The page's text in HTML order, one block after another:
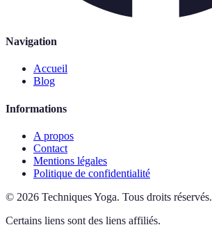
Navigation
Accueil
Blog
Informations
A propos
Contact
Mentions légales
Politique de confidentialité
© 2026 Techniques Yoga. Tous droits réservés.
Certains liens sont des liens affiliés.